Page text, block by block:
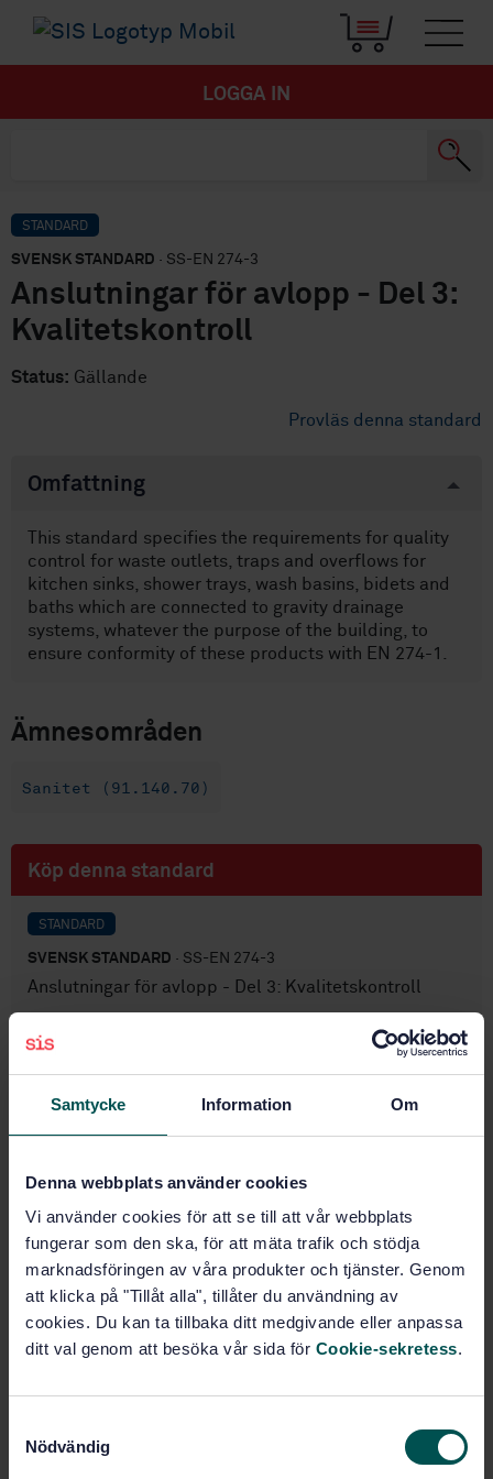
Samtycke Information Om
Denna webbplats använder cookies
Vi använder cookies för att se till att vår webbplats
fungerar som den ska, för att mäta trafik och stödja
marknadsföringen av våra produkter och tjänster. Genom
att klicka på "Tillåt alla", tillåter du användning av
cookies. Du kan ta tillbaka ditt medgivande eller anpassa
ditt val genom att besöka vår sida för Cookie-sekretess.
Nödvändig
LOGGA IN
STANDARD
SVENSK STANDARD · SS-EN 274-3
Anslutningar för avlopp - Del 3:
Kvalitetskontroll
Status: Gällande
Provläs denna standard
Omfattning
This standard specifies the requirements for quality
control for waste outlets, traps and overflows for
kitchen sinks, shower trays, wash basins, bidets and
baths which are connected to gravity drainage
systems, whatever the purpose of the building, to
ensure conformity of these products with EN 274-1.
Ämnesområden
Sanitet (91.140.70)
Köp denna standard
STANDARD
SVENSK STANDARD · SS-EN 274-3
Anslutningar för avlopp - Del 3: Kvalitetskontroll
Prenumerera på standarden - Läs mer
Produktinformation
Språk: Engelska
Framtagen av:
Avloppsteknik, SIS/TK 198/AG
sanitary appliances - Part 3: Quality
control